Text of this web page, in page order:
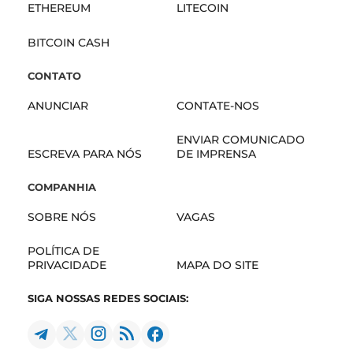
ETHEREUM LITECOIN
BITCOIN CASH
CONTATO
ANUNCIAR CONTATE-NOS
ESCREVA PARA NÓS
ENVIAR COMUNICADO
DE IMPRENSA
COMPANHIA
SOBRE NÓS VAGAS
POLÍTICA DE
PRIVACIDADE
MAPA DO SITE
SIGA NOSSAS REDES SOCIAIS: